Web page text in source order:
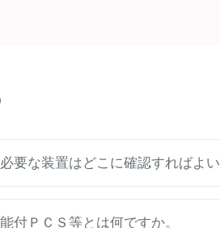
要な装置はどこに確認すればよい
付ＰＣＳ等とは何ですか。